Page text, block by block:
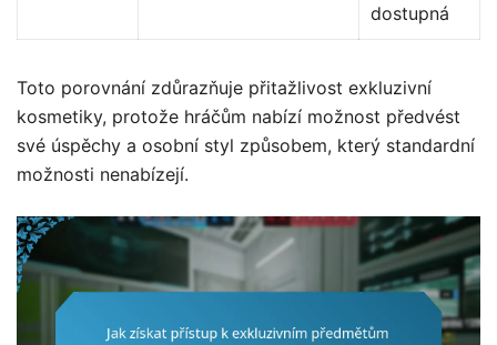
dostupná
Toto porovnání zdůrazňuje přitažlivost exkluzivní
kosmetiky, protože hráčům nabízí možnost předvést
své úspěchy a osobní styl způsobem, který standardní
možnosti nenabízejí.